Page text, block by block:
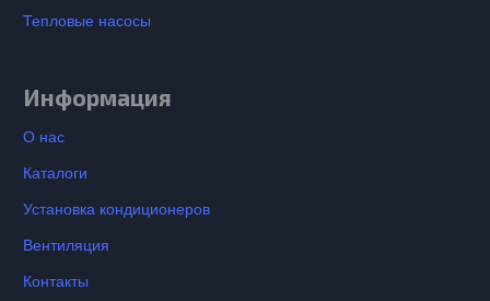
Тепловые насосы
Информация
О нас
Каталоги
Установка кондиционеров
Вентиляция
Контакты